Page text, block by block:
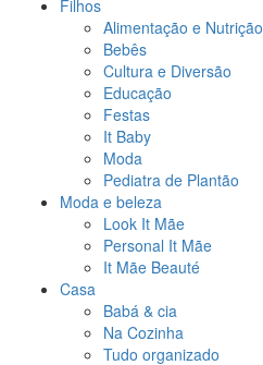
Filhos
Alimentação e Nutrição
Bebês
Cultura e Diversão
Educação
Festas
It Baby
Moda
Pediatra de Plantão
Moda e beleza
Look It Mãe
Personal It Mãe
It Mãe Beauté
Casa
Babá & cia
Na Cozinha
Tudo organizado